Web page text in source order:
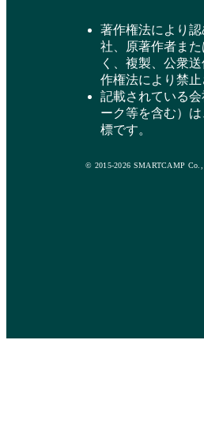
著作権法により
社、原著作者ま
く、複製、公衆
作権法により禁止
記載されている
ーク等を含む）
標です。
© 2015-2026 SMARTCAMP Co.,